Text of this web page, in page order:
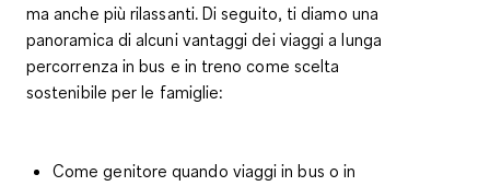
ma anche più rilassanti. Di seguito, ti diamo una
panoramica di alcuni vantaggi dei viaggi a lunga
percorrenza in bus e in treno come scelta
sostenibile per le famiglie:
Come genitore quando viaggi in bus o in